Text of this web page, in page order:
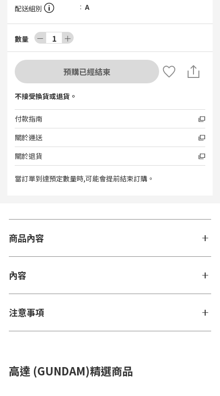
配送組別
A
數量 － 1 ＋
預購已經結束
不接受換貨或退貨。
付款指南
關於運送
關於退貨
當訂單到達預定數量時,可能會提前結束訂購。
商品內容
內容
注意事項
高達 (GUNDAM)精選商品